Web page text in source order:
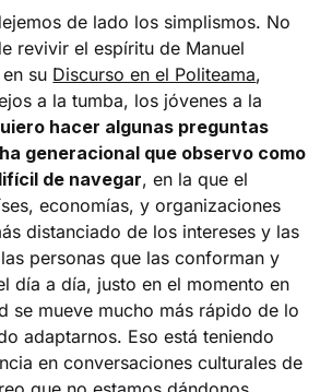
de lado los simplismos. No
revivir el espíritu de Manuel
su Discurso en el Politeama,
a la tumba, los jóvenes a la
hacer algunas preguntas
generacional que observo como
de navegar, en la que el
economías, y organizaciones
distanciado de los intereses y las
personas que las conforman y
día a día, justo en el momento en
se mueve mucho más rápido de lo
adaptarnos. Eso está teniendo
en conversaciones culturales de